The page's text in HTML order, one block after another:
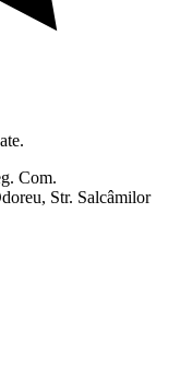
Com.
Str. Salcâmilor